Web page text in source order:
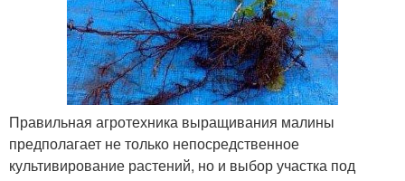
Правильная агротехника выращивания малины
предполагает не только непосредственное
культивирование растений, но и выбор участка под